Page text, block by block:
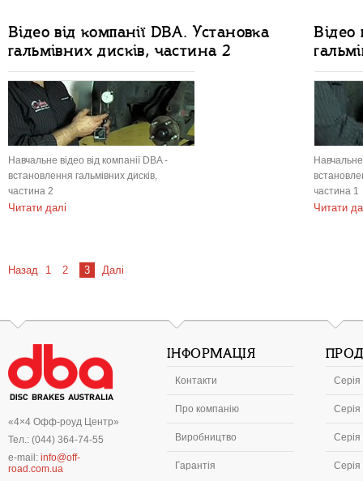
Відео від компанії DBA. Установка
гальмівних дисків, частина 2
Навчальне відео від компанії DBA -
встановлення гальмівних дисків,
частина 2
Читати далі
Відео
Навчальне
частина 1
Читати
Назад 1 2 3 Далі
«4×4 Офф-роуд Центр»
Тел.: (044) 364-74-55
e-mail: info@off-
road.com.ua
ІНФОРМАЦІЯ
Контакти
Про компанію
Виробництво
Гарантія
Серія
Серія